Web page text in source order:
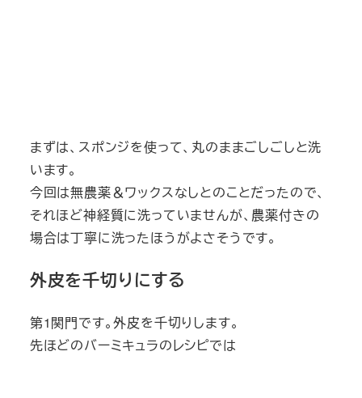
まずは、スポンジを使って、丸のままごしごしと洗
います。
今回は無農薬＆ワックスなしとのことだったので、
それほど神経質に洗っていませんが、農薬付きの
場合は丁寧に洗ったほうがよさそうです。
外皮を千切りにする
第1関門です。外皮を千切りします。
先ほどのバーミキュラのレシピでは